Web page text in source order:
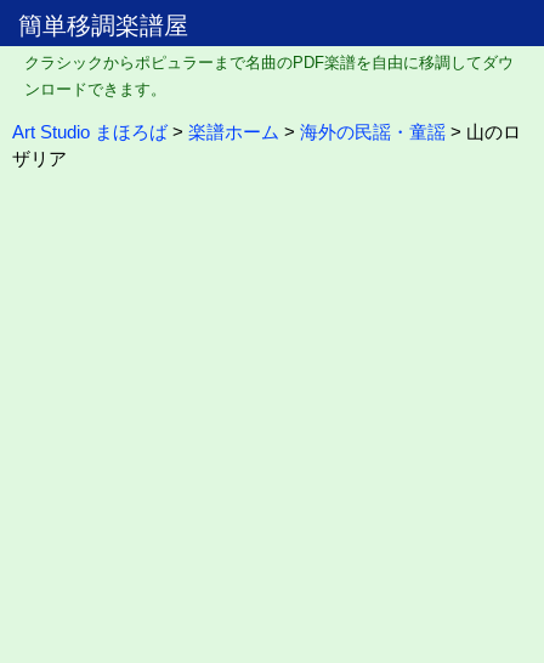
簡単移調楽譜屋
クラシックからポピュラーまで名曲のPDF楽譜を自由に移調してダウ
ンロードできます。
Art Studio まほろば> 楽譜ホーム > 海外の民謡・童謡 > 山のロ
ザリア